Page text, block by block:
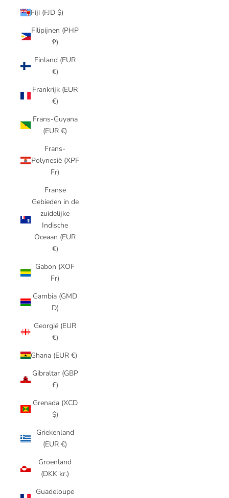
Fiji (FJD $)
Filipijnen (PHP
₱)
Finland (EUR
€)
Frankrijk (EUR
€)
Frans-Guyana
(EUR €)
Frans-
Polynesië (XPF
Fr)
Franse
Gebieden in de
zuidelijke
Indische
Oceaan (EUR
€)
Gabon (XOF
Fr)
Gambia (GMD
D)
Georgië (EUR
€)
Ghana (EUR €)
Gibraltar (GBP
£)
Grenada (XCD
$)
Griekenland
(EUR €)
Groenland
(DKK kr.)
Guadeloupe